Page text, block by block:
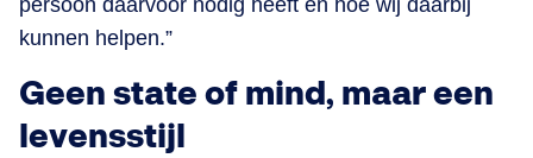
persoon daarvoor nodig heeft en hoe wij daarbij
kunnen helpen.”
Geen state of mind, maar een
levensstijl